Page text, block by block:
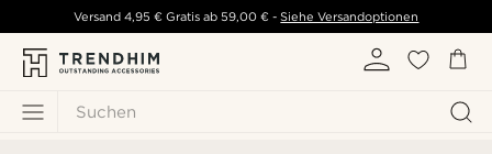
Suchen
Versand 4,95 € Gratis ab 59,00 € - Siehe Versandoptionen